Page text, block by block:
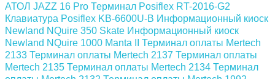
АТОЛ JAZZ 16 Pro Терминал Posiflex RT-2016-G2
Клавиатура Posiflex KB-6600U-B Информационный киоск
Newland NQuire 350 Skate Информационный киоск
Newland NQuire 1000 Manta II
Терминал оплаты Mertech
2133 Терминал оплаты Mertech 2137 Терминал оплаты
Mertech 2135 Терминал оплаты Mertech 2134 Терминал